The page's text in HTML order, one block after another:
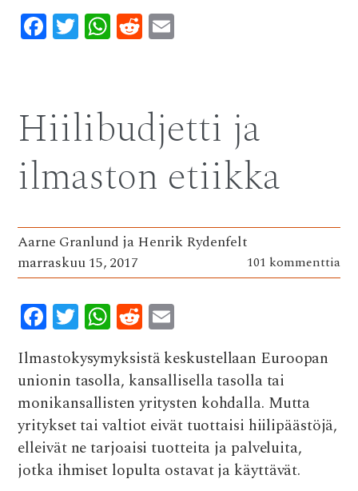
F
ac
o
o
k
T
w
te
r
W
h
A
p
p
R
e
di
t
Hiilibudjetti ja
ilmaston etiikka
Aarne Granlund ja Henrik Rydenfelt
marraskuu 15, 2017
101 kommenttia
F
ac
e
b
o
o
k
T
w
it
te
r
W
h
at
s
A
p
p
R
e
d
di
t
m
ai
l
Ilmastokysymyksistä keskustellaan Euroopan
unionin tasolla, kansallisella tasolla tai
monikansallisten yritysten kohdalla. Mutta
yritykset tai valtiot eivät tuottaisi hiilipäästöjä,
elleivät ne tarjoaisi tuotteita ja palveluita,
jotka ihmiset lopulta ostavat ja käyttävät.